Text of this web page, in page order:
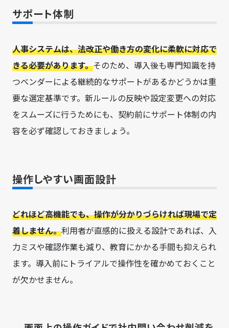
サポート体制
人事システムは、法改正や働き方の変化に柔軟に対応で
きる必要があります。そのため、導入後も専門知識を持
つベンダーによる継続的なサポートがあるかどうかは重
要な選定基準です。新ルールの反映や設定変更への対応
をスムーズに行うためにも、契約前にサポート体制の内
容を必ず確認しておきましょう。
操作しやすい画面設計
どれほど高機能でも、操作が分かりづらければ現場で定
着しません。利用者が直感的に扱える設計であれば、入
力ミスや確認作業も減り、教育にかかる手間も抑えられ
ます。導入前にトライアルで操作性を確かめておくこと
が欠かせません。